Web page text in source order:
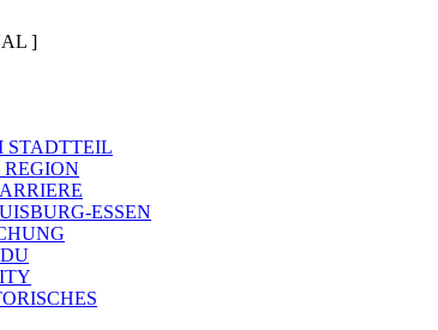
STADTTEIL
ESSEN